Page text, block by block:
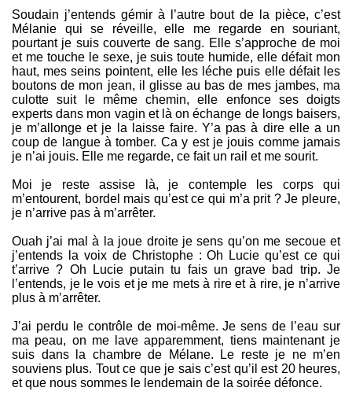
Soudain j’entends gémir à l’autre bout de la pièce, c’est
Mélanie qui se réveille, elle me regarde en souriant,
pourtant je suis couverte de sang. Elle s’approche de moi
et me touche le sexe, je suis toute humide, elle défait mon
haut, mes seins pointent, elle les léche puis elle défait les
boutons de mon jean, il glisse au bas de mes jambes, ma
culotte suit le même chemin, elle enfonce ses doigts
experts dans mon vagin et là on échange de longs baisers,
je m’allonge et je la laisse faire. Y’a pas à dire elle a un
coup de langue à tomber. Ca y est je jouis comme jamais
je n’ai jouis. Elle me regarde, ce fait un rail et me sourit.
Moi je reste assise là, je contemple les corps qui
m’entourent, bordel mais qu’est ce qui m’a prit ? Je pleure,
je n’arrive pas à m’arrêter.
Ouah j’ai mal à la joue droite je sens qu’on me secoue et
j’entends la voix de Christophe : Oh Lucie qu’est ce qui
t’arrive ? Oh Lucie putain tu fais un grave bad trip. Je
l’entends, je le vois et je me mets à rire et à rire, je n’arrive
plus à m’arrêter.
J’ai perdu le contrôle de moi-même. Je sens de l’eau sur
ma peau, on me lave apparemment, tiens maintenant je
suis dans la chambre de Mélane. Le reste je ne m’en
souviens plus. Tout ce que je sais c’est qu’il est 20 heures,
et que nous sommes le lendemain de la soirée défonce.